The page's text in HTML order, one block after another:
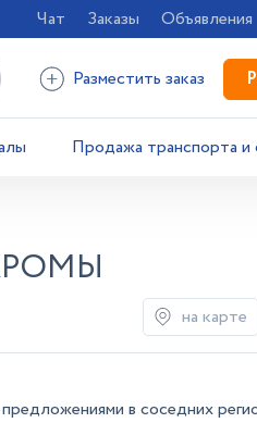
Чат Заказы Объявления
Разместить заказ
Продажа транспорта и
на карте
в соседних